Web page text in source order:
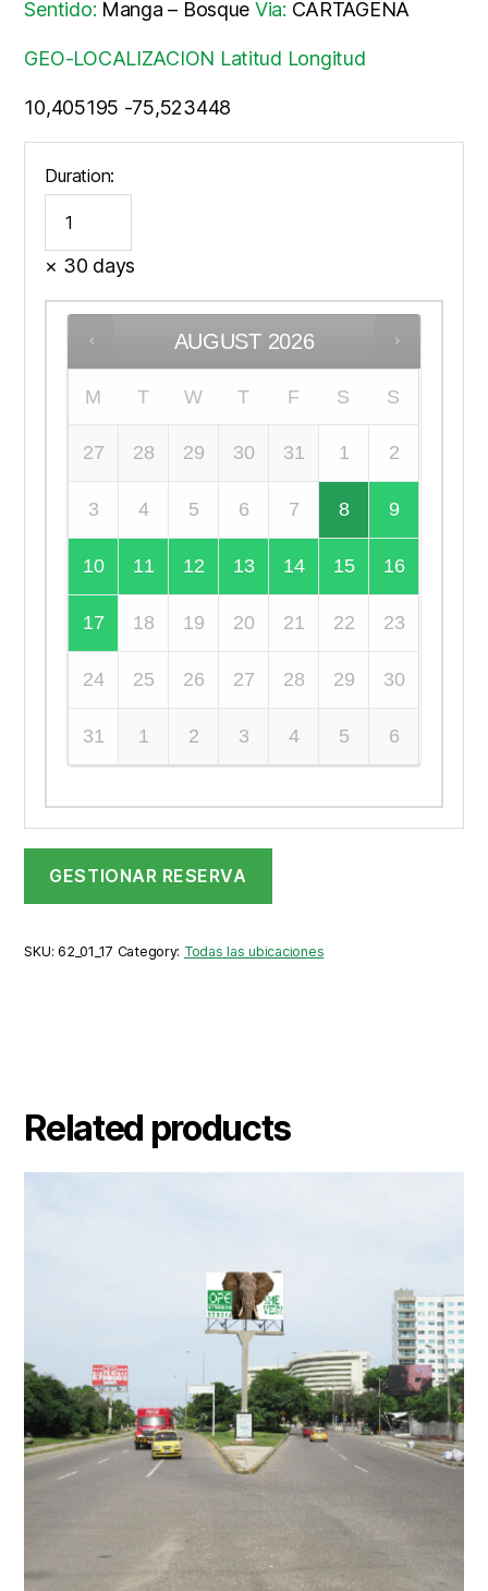
Sentido: Manga – Bosque Via: CARTAGENA
GEO-LOCALIZACION Latitud Longitud
10,405195 -75,523448
Duration:
× 30 days
AUGUST 2026
M T W T F S S
27 28 29 30 31 1 2
3 4 5 6 7 8 9
10 11 12 13 14 15 16
17 18 19 20 21 22 23
24 25 26 27 28 29 30
31 1 2 3 4 5 6
GESTIONAR RESERVA
SKU:62_01_17 Category: Todas las ubicaciones
Related products